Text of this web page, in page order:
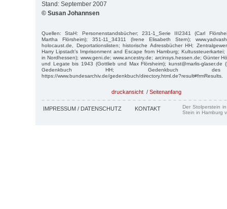
Stand: September 2007
© Susan Johannsen
Quellen: StaH: Personenstandsbücher; 231-1_Serie III2341 (Carl
Martha Flörsheim); 351-11_34311 (Irene Elisabeth Stern);
holocaust.de, Deportationslisten; historische Adressbücher HH;
Harry Lipstadt’s Imprisonment and Escape from Hamburg;
in Nordhessen); www.geni.de; www.ancestry.de; arcinsys.hessen.de; Günter
und Legate bis 1943 (Gottlieb und Max Flörsheim); kunst@marlis-glaser.de
Gedenkbuch HH; Gedenkbuch des
https://www.bundesarchiv.de/gedenkbuch/directory.html.de?result#frmResults.
druckansicht / Seitenanfang
IMPRESSUM / DATENSCHUTZ KONTAKT
Der Stolperstein
Stein in Hamburg